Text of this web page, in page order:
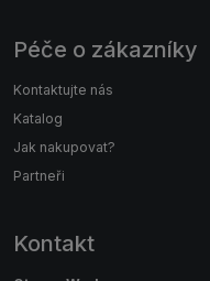
Péče o zákazníky
Kontaktujte nás
Katalog
Jak nakupovat?
Partneři
Kontakt